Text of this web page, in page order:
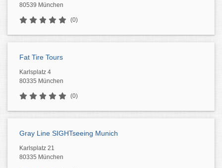
80539 München
(0)
Fat Tire Tours
Karlsplatz 4
80335 München
(0)
Gray Line SIGHTseeing Munich
Karlsplatz 21
80335 München